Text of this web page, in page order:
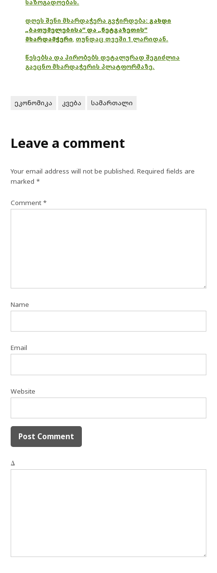
საზოგადოებას.
დღეს შენი მხარდაჭერა გვჭირდება: გახდი
„ბათუმელებისა“ და „ნეტგაზეთის“
მხარდამჭერი, თუნდაც თვეში 1 ლარიდან.
წესებსა და პირობებს დეტალურად შეგიძლია
გაეცნო მხარდაჭერის პლატფორმაზე.
ეკონომიკა კვება სამართალი
Leave a comment
Your email address will not be published. Required fields are
marked*
Comment*
Name
Email
Website
Δ